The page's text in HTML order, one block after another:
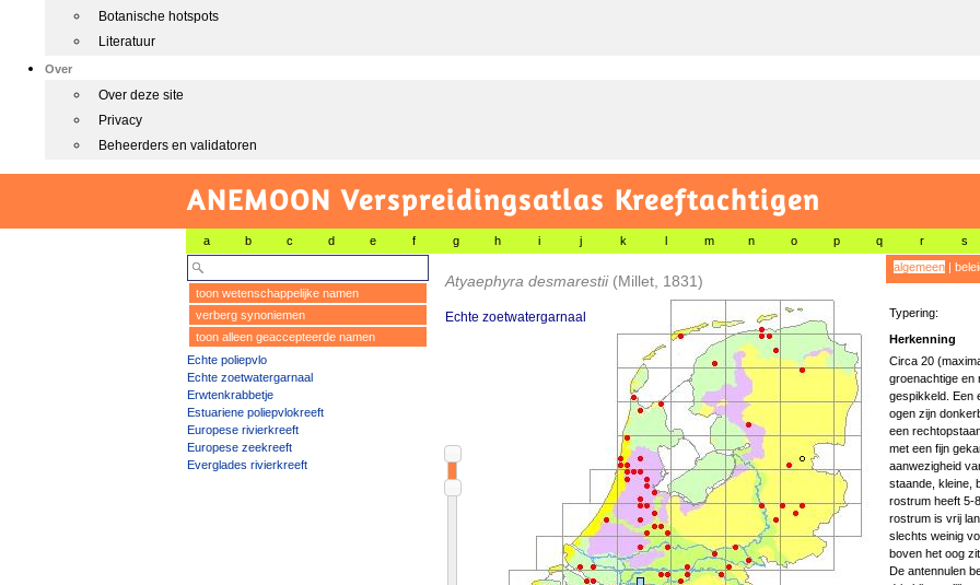
Botanische hotspots
Literatuur
Over
Over deze site
Privacy
Beheerders en validatoren
ANEMOON Verspreidingsatlas Kreeftachtigen
a b c d e f g h i j k l m n o p q r s
toon wetenschappelijke namen
verberg synoniemen
toon alleen geaccepteerde namen
Echte poliepvlo
Echte zoetwatergarnaal
Erwtenkrabbetje
Estuariene poliepvlokreeft
Europese rivierkreeft
Europese zeekreeft
Everglades rivierkreeft
Atyaephyra desmarestii (Millet, 1831)
Echte zoetwatergarnaal
algemeen|
Typering:
Herkenning
Circa 20
groenachtige en
gespikkeld. Een
ogen zijn
een
met een fijn
aanwezigheid
staande, kleine,
rostrum heeft 5-
rostrum is vrij
slechts weinig
boven het oog
De antennulen